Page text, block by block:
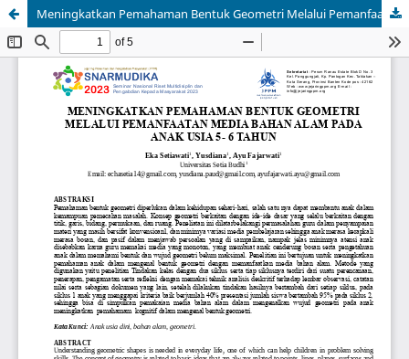
Meningkatkan Pemahaman Bentuk Geometri Melalui Pemanfaatan Media Bahan Alam Pada Anak Usia 5- 6 Tahun